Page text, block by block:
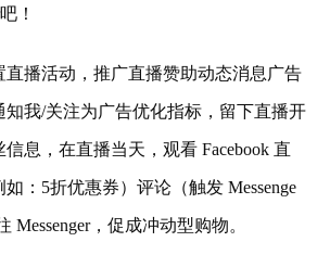
！
直播活动，推广直播赞助动态消息广告
知我/关注为广告优化指标，留下直播开
息，在直播当天，观看 Facebook 直
：5折优惠券）评论（触发 Messenge
Messenger，促成冲动型购物。